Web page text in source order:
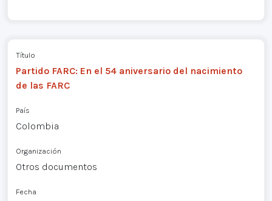
Título
Partido FARC: En el 54 aniversario del nacimiento
de las FARC
País
Colombia
Organización
Otros documentos
Fecha